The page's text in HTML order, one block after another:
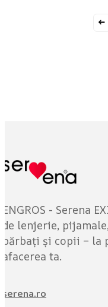
ENGROS - Serena
de lenjerie,
bărbați și copii – la
afacerea ta.
serena.ro